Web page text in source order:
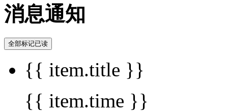
消息通知
全部标记已读
{{ item.title }}
{{ item.time }}